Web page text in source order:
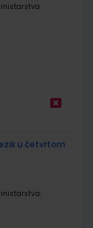
u četvrtom